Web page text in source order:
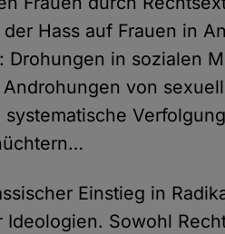
Hass auf Frauen in
in sozialen
von
Einstieg in
Sowohl